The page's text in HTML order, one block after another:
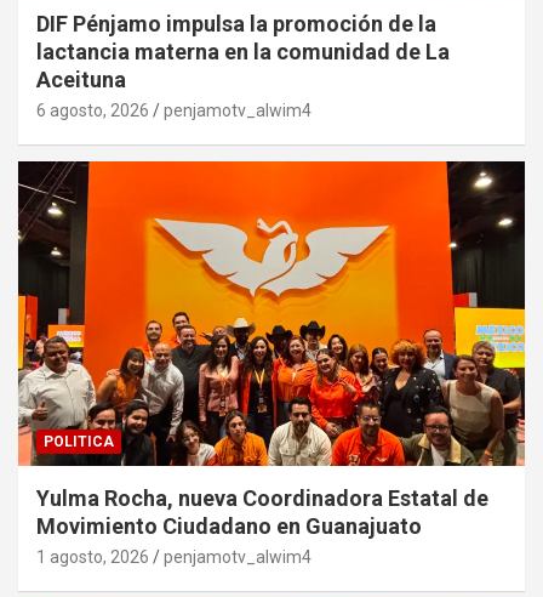
DIF Pénjamo impulsa la promoción de la
lactancia materna en la comunidad de La
Aceituna
6 agosto, 2026 penjamotv_alwim4
POLITICA
Yulma Rocha, nueva Coordinadora Estatal de
Movimiento Ciudadano en Guanajuato
1 agosto, 2026 penjamotv_alwim4